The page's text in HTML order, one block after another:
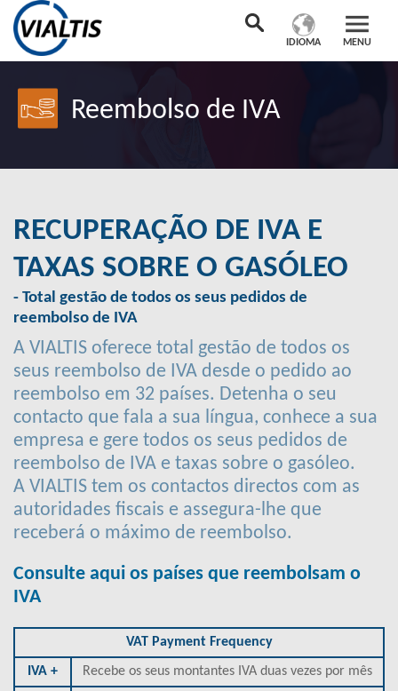
MENU
IDIOMA
Reembolso de IVA
RECUPERAÇÃO DE IVA E
TAXAS SOBRE O GASÓLEO
- Total gestão de todos os seus pedidos de
reembolso de IVA
A VIALTIS oferece total gestão de todos os
seus reembolso de IVA desde o pedido ao
reembolso em 32 países. Detenha o seu
contacto que fala a sua língua, conhece a sua
empresa e gere todos os seus pedidos de
reembolso de IVA e taxas sobre o gasóleo.
A VIALTIS tem os contactos directos com as
autoridades fiscais e assegura-lhe que
receberá o máximo de reembolso.
Consulte aqui os países que reembolsam o
IVA
VAT Payment Frequency
IVA + Recebe os seus montantes IVA duas vezes por mês